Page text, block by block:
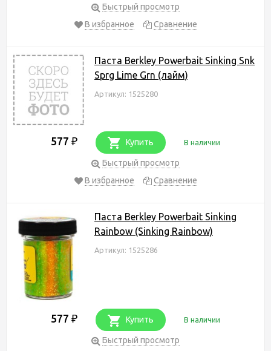
Быстрый просмотр
В избранное
Сравнение
Паста Berkley Powerbait Sinking Snk
Sprg Lime Grn (лайм)
Артикул: 1525280
577 ₽ Купить В наличии
Быстрый просмотр
В избранное
Сравнение
Паста Berkley Powerbait Sinking
Rainbow (Sinking Rainbow)
Артикул: 1525286
577 ₽ Купить В наличии
Быстрый просмотр